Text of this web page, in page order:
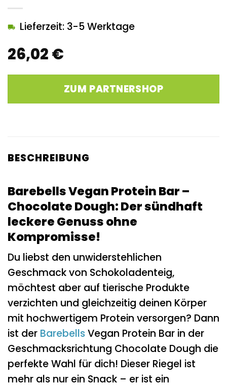
26,02 €
Lieferzeit: 3-5 Werktage
ZUM PARTNERSHOP
BESCHREIBUNG
Barebells Vegan Protein Bar –
Chocolate Dough: Der sündhaft
leckere Genuss ohne
Kompromisse!
Du liebst den unwiderstehlichen
Geschmack von Schokoladenteig,
möchtest aber auf tierische Produkte
verzichten und gleichzeitig deinen Körper
mit hochwertigem Protein versorgen? Dann
ist der BarebellsVegan Protein Bar in der
Geschmacksrichtung Chocolate Dough die
perfekte Wahl für dich! Dieser Riegel ist
mehr als nur ein Snack – er ist ein